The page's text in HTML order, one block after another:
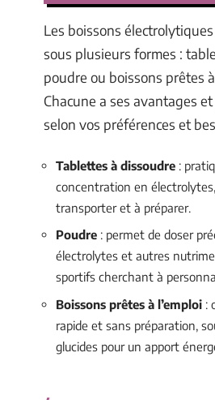
Les boissons
sous plusieurs formes :
poudre ou boissons prêtes à
Chacune a ses avantages
selon vos préférences et
Tablettes à dissoudre :
concentration en
transporter et à préparer.
Poudre : permet de doser
électrolytes et autres
sportifs cherchant à
Boissons prêtes à l’emploi :
rapide et sans préparation,
glucides pour un apport